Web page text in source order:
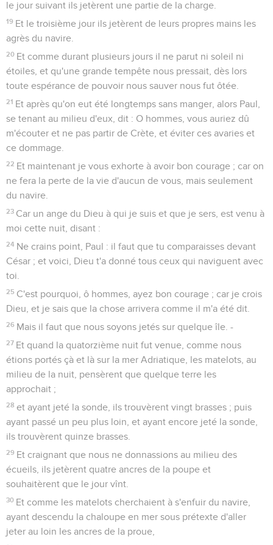
Paul arrive à Rome
11 Et trois mois après, nous partîmes sur un navire
d'Alexandrie qui avait hiverné dans l'île, et qui avait pour
enseigne les Dioscures.
12
Et ayant relâché à Syracuse, nous y demeurâmes trois
jours.
13
De là nous fîmes un circuit, et nous arrivâmes à Rhegium ;
et un jour après, le vent du midi s'étant levé, nous arrivâmes
le deuxième jour à Pouzzoles,
ayant trouvé des frères, nous fûmes priés de demeurer
avec eux sept jours ; et ainsi nous allâmes à Rome.
arrivées, vinrent au-devant de nous jusqu'au Forum d'Appius
et aux Trois-Tavernes ; et Paul, les voyant, rendit grâces à
Dieu et prit courage.
16
Et lorsque nous fûmes arrivés à Rome, le centurion livra
demeurer chez lui avec un soldat qui le gardait.
Paul prêche à Rome
17 Or il arriva, trois jours après, que Paul convoqua ceux qui
étaient les principaux des Juifs ; et quand ils furent
assemblés, il leur dit : Hommes frères, quoique je n'aie rien
fait contre le peuple ou contre les coutumes des pères, fait
prisonnier à Jérusalem, j'ai été livré entre les mains des
Romains qui,
18
après m'avoir interrogé, voulaient me relâcher, parce qu'il
n'y avait en moi aucun crime digne de mort.
19 Mais les Juifs s'y opposant, j'ai été contraint d'en appeler à
César, non que j'aie quelque accusation à porter contre ma
nation.
20 C'est donc là le sujet pour lequel je vous ai appelés, afin
de vous voir et de vous parler, car c'est pour l'espérance